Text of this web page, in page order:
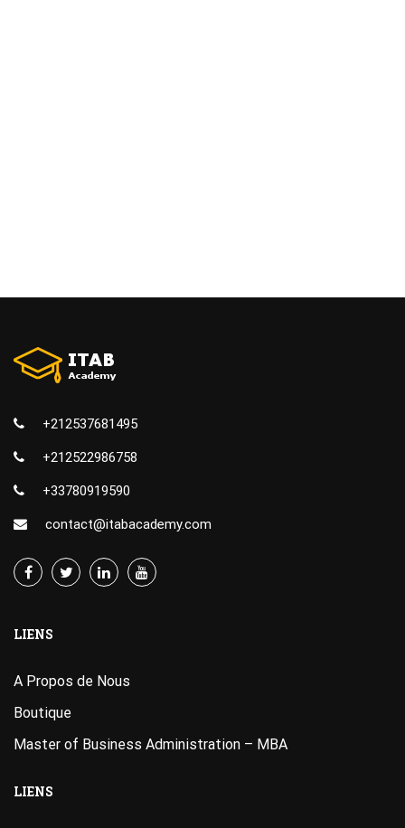
+212537681495
+212522986758
+33780919590
contact@itabacademy.com
LIENS
A Propos de Nous
Boutique
Master of Business Administration – MBA
LIENS